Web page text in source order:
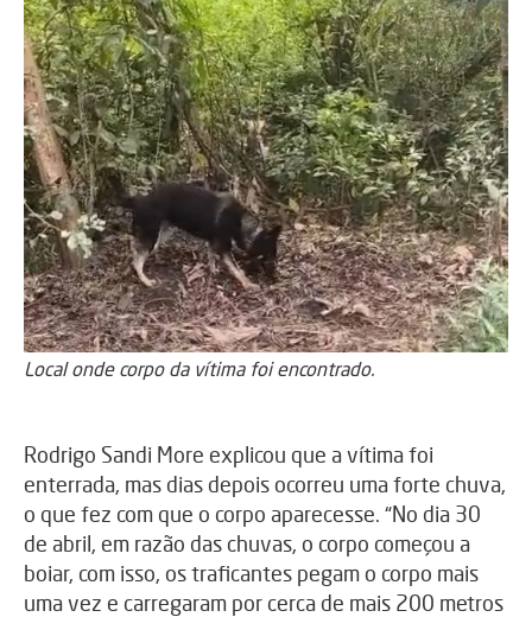
Local onde corpo da vítima foi encontrado.
Rodrigo Sandi More explicou que a vítima foi
enterrada, mas dias depois ocorreu uma forte chuva,
o que fez com que o corpo aparecesse. “No dia 30
de abril, em razão das chuvas, o corpo começou a
boiar, com isso, os traficantes pegam o corpo mais
uma vez e carregaram por cerca de mais 200 metros